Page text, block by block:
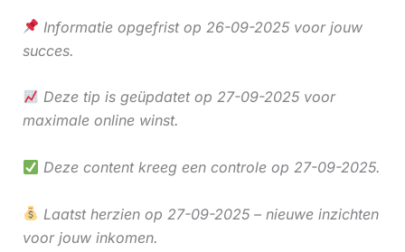
Informatie opgefrist op 26-09-2025 voor jouw
succes.
Deze tip is geüpdatet op 27-09-2025 voor
maximale online winst.
Deze content kreeg een controle op 27-09-2025.
Laatst herzien op 27-09-2025 – nieuwe inzichten
voor jouw inkomen.